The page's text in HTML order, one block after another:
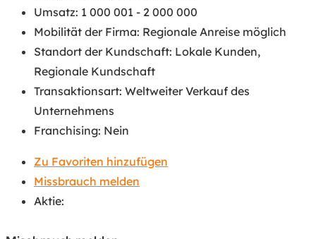
Umsatz: 1 000 001 - 2 000 000
Mobilität der Firma: Regionale Anreise möglich
Standort der Kundschaft: Lokale Kunden,
Regionale Kundschaft
Transaktionsart: Weltweiter Verkauf des
Unternehmens
Franchising: Nein
Zu Favoriten hinzufügen
Missbrauch melden
Aktie: